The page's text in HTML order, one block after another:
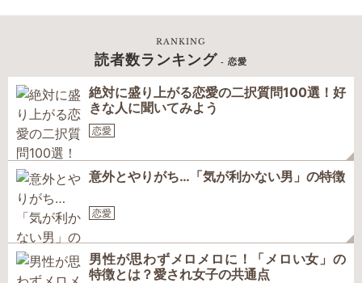
RANKING
読者数ランキング - 恋愛
絶対に盛り上がる恋愛の二択質問100選！好
きな人に聞いてみよう
恋愛
意外とやりがち…「気が利かない男」の特徴
恋愛
男性が思わずメロメロに！「メロい女」の
特徴とは？愛され女子の共通点